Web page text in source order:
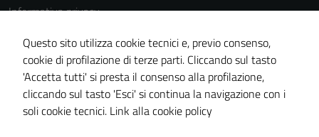
Informativa privacy
Note legali
Dichiarazione di accessibilità
Piano di miglioramento del sito
Questo sito utilizza cookie tecnici e, previo consenso,
cookie di profilazione di terze parti. Cliccando sul tasto
'Accetta tutti' si presta il consenso alla profilazione,
cliccando sul tasto 'Esci' si continua la navigazione con i
soli cookie tecnici. Link alla cookie policy
possono
utilizzati
anche per la
profilazione.
La
disabilitazione